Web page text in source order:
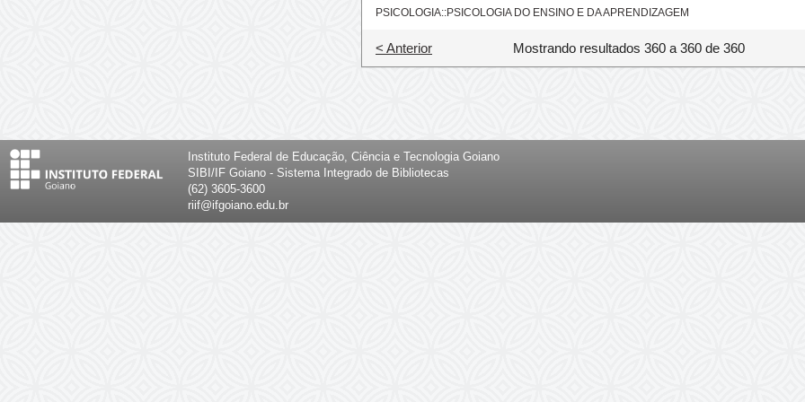
PSICOLOGIA::PSICOLOGIA DO ENSINO E DA APRENDIZAGEM
Mostrando resultados 360 a 360 de 360
< Anterior
Instituto Federal de Educação, Ciência e Tecnologia Goiano
SIBI/IF Goiano - Sistema Integrado de Bibliotecas
(62) 3605-3600
riif@ifgoiano.edu.br